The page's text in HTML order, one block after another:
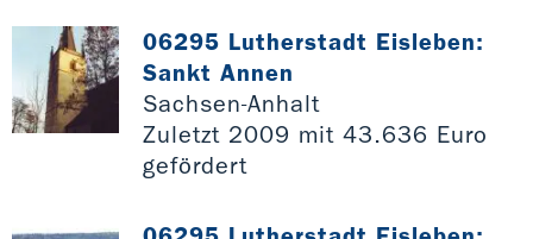
06295 Lutherstadt Eisleben:
Sankt Annen
Sachsen-Anhalt
Zuletzt 2009 mit 43.636 Euro
gefördert